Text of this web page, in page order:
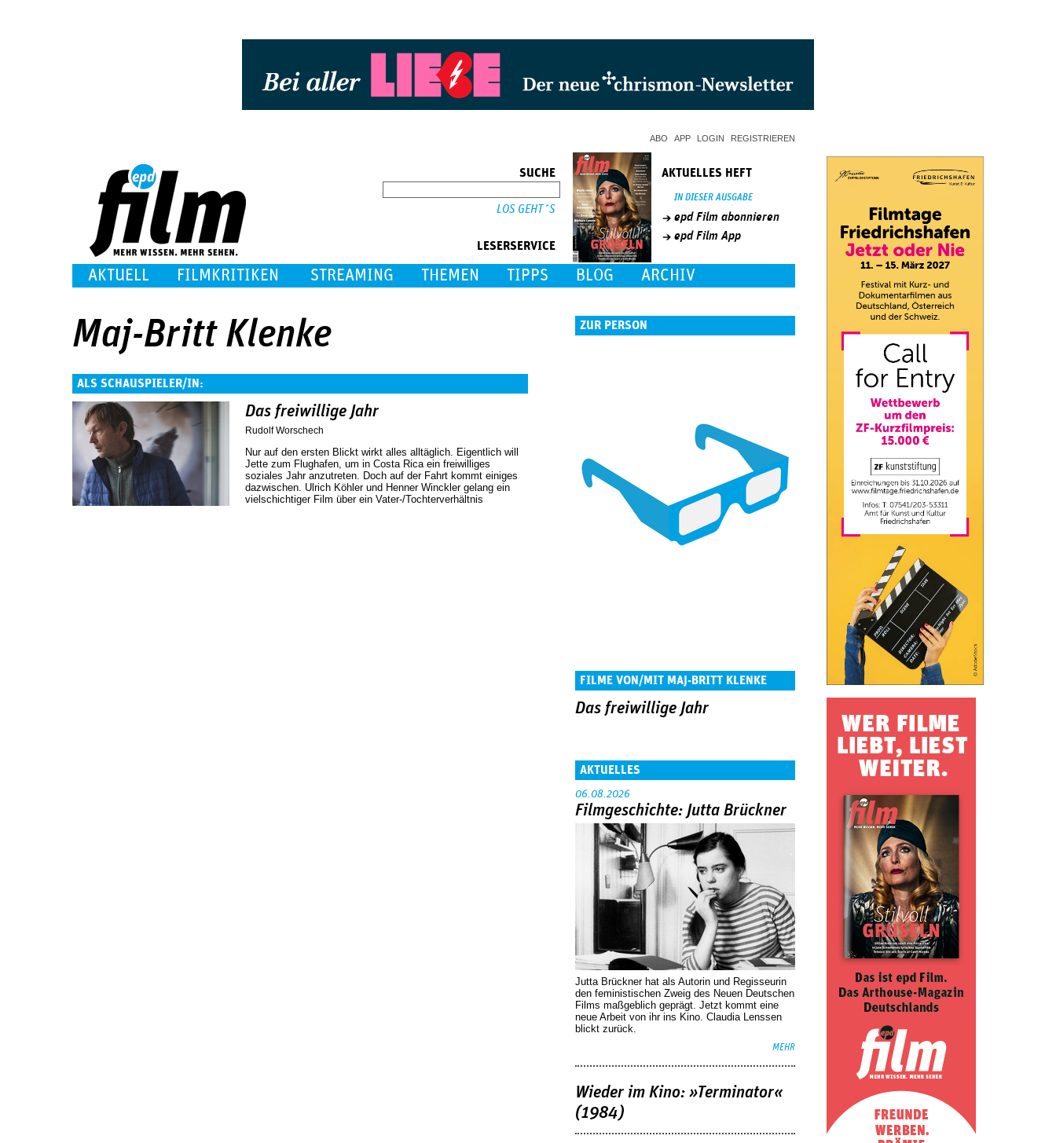
ABO APP LOGIN REGISTRIEREN
SUCHE
LESERSERVICE
AKTUELLES HEFT
IN DIESER AUSGABE
epd Film abonnieren
epd Film App
AKTUELL FILMKRITIKEN STREAMING THEMEN TIPPS BLOG ARCHIV
Maj-Britt Klenke
ALS SCHAUSPIELER/IN:
Das freiwillige Jahr
Rudolf Worschech
Nur auf den ersten Blickt wirkt alles alltäglich. Eigentlich will
Jette zum Flughafen, um in Costa Rica ein freiwilliges
soziales Jahr anzutreten. Doch auf der Fahrt kommt einiges
dazwischen. Ulrich Köhler und Henner Winckler gelang ein
vielschichtiger Film über ein Vater-/Tochterverhältnis
ZUR PERSON
FILME VON/MIT MAJ-BRITT KLENKE
Das freiwillige Jahr
AKTUELLES
06.08.2026
Filmgeschichte: Jutta Brückner
Jutta Brückner hat als Autorin und Regisseurin
den feministischen Zweig des Neuen Deutschen
Films maßgeblich geprägt. Jetzt kommt eine
neue Arbeit von ihr ins Kino. Claudia Lenssen
blickt zurück.
MEHR
Wieder im Kino: »Terminator«
(1984)